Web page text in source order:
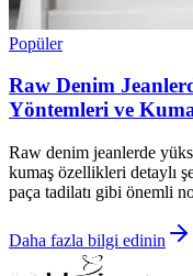
Popüler
Raw Denim
Yöntemleri ve
Raw denim jeanlerde
kumaş özellikleri detaylı
paça tadilatı gibi önemli
Daha fazla bilgi edinin